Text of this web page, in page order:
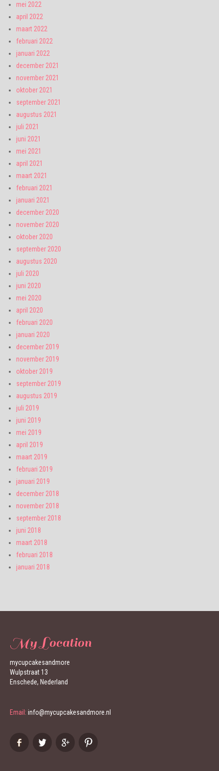
mei 2022
april 2022
maart 2022
februari 2022
januari 2022
december 2021
november 2021
oktober 2021
september 2021
augustus 2021
juli 2021
juni 2021
mei 2021
april 2021
maart 2021
februari 2021
januari 2021
december 2020
november 2020
oktober 2020
september 2020
augustus 2020
juli 2020
juni 2020
mei 2020
april 2020
februari 2020
januari 2020
december 2019
november 2019
oktober 2019
september 2019
augustus 2019
juli 2019
juni 2019
mei 2019
april 2019
maart 2019
februari 2019
januari 2019
december 2018
november 2018
september 2018
juni 2018
maart 2018
februari 2018
januari 2018
My Location
mycupcakesandmore
Wulpstraat 13
Enschede, Nederland
Email: info@mycupcakesandmore.nl